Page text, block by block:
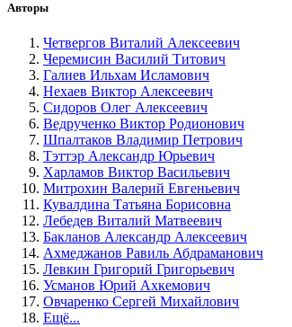
Авторы
Четвергов Виталий Алексеевич
Черемисин Василий Титович
Галиев Ильхам Исламович
Нехаев Виктор Алексеевич
Сидоров Олег Алексеевич
Ведрученко Виктор Родионович
Шпалтаков Владимир Петрович
Тэттэр Александр Юрьевич
Харламов Виктор Васильевич
Митрохин Валерий Евгеньевич
Кувалдина Татьяна Борисовна
Лебедев Виталий Матвеевич
Бакланов Александр Алексеевич
Ахмеджанов Равиль Абдраманович
Левкин Григорий Григорьевич
Усманов Юрий Ахкемович
Овчаренко Сергей Михайлович
Ещё...